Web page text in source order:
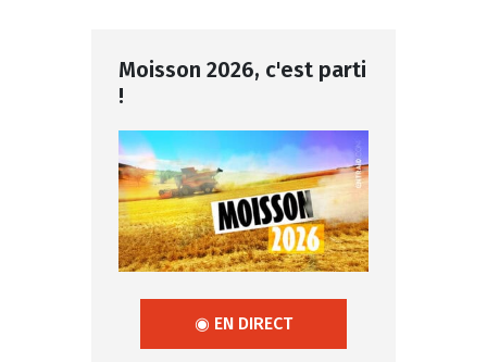
Moisson 2026, c'est parti
!
◉ EN DIRECT